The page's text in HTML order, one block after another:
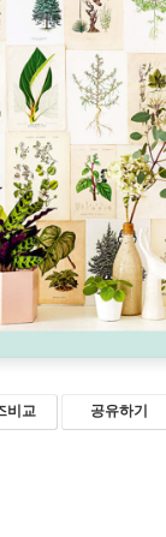
비교 공유하기